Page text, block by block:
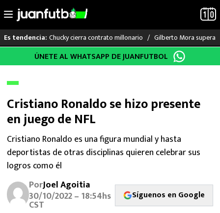
al
Es tendencia: Chucky cierra contrato millonario Gilberto Mora supera
LO ÚLTIMO
LIGA MX
RAYADOS
PUMAS
ATLANTE
SELECCIÓN MEXICANA
FUTBOL INTERNACIONAL
ÚNETE AL WHATSAPP DE JUANFUTBOL
Cristiano Ronaldo se hizo presente
en juego de NFL
Cristiano Ronaldo es una figura mundial y hasta
deportistas de otras disciplinas quieren celebrar sus
logros como él
PorJoel Agoitia
30/10/2022 – 18:54hs
CST
Síguenos en Google